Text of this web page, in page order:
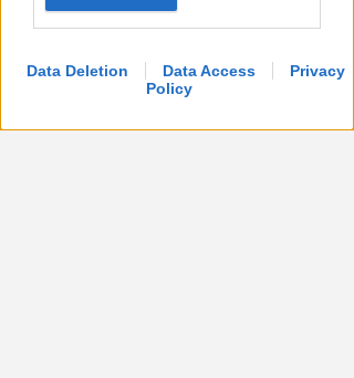
Data Deletion Data Access
Privacy
Policy